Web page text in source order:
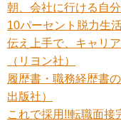
朝、会社に行ける自
10パーセント脱力生
伝え上手で、キャリ
（リヨン社）
履歴書・職務経歴書
出版社）
これで採用!!転職面接